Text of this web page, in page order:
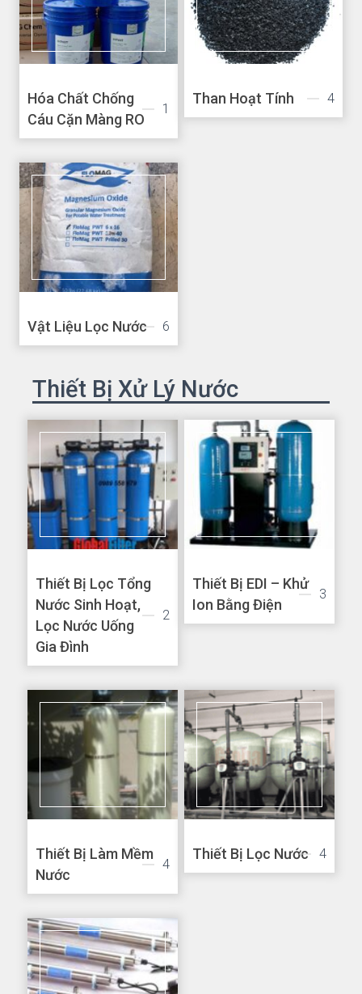
Hóa Chất Chống
Cáu Cặn Màng RO
1
Than Hoạt Tính 4
Vật Liệu Lọc Nước 6
Thiết Bị Xử Lý Nước
Thiết Bị Lọc Tổng
Nước Sinh Hoạt,
Lọc Nước Uống
Gia Đình
2
Thiết Bị EDI – Khử
Ion Bằng Điện
3
Thiết Bị Làm Mềm
Nước
4
Thiết Bị Lọc Nước 4